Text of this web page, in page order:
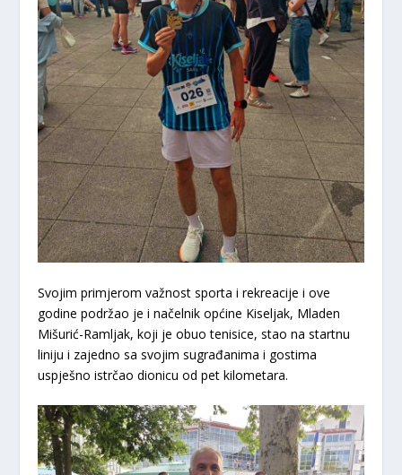
​Svojim primjerom važnost sporta i rekreacije i ove
godine podržao je i načelnik općine Kiseljak, Mladen
Mišurić-Ramljak, koji je obuo tenisice, stao na startnu
liniju i zajedno sa svojim sugrađanima i gostima
uspješno istrčao dionicu od pet kilometara.